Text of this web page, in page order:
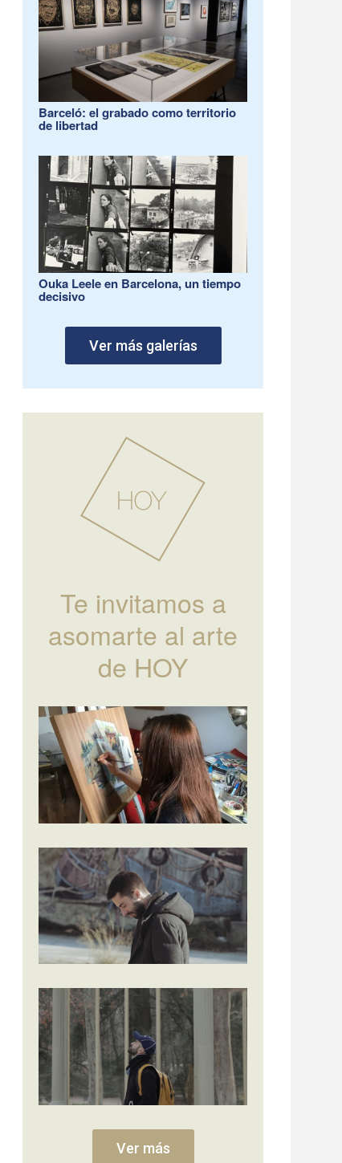
Barceló: el grabado como territorio
de libertad
Ouka Leele en Barcelona, un tiempo
decisivo
Ver más galerías
Te invitamos a
asomarte al arte
de HOY
Ver más